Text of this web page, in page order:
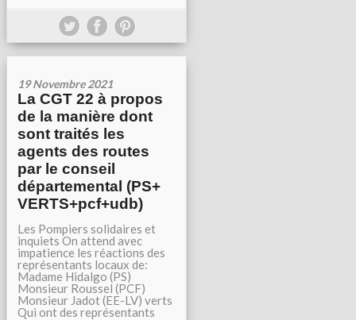
19 Novembre 2021
La CGT 22 à propos
de la manière dont
sont traités les
agents des routes
par le conseil
départemental (PS+
VERTS+pcf+udb)
Les Pompiers solidaires et
inquiets On attend avec
impatience les réactions des
représentants locaux de:
Madame Hidalgo (PS)
Monsieur Roussel (PCF)
Monsieur Jadot (EE-LV) verts
Qui ont des représentants